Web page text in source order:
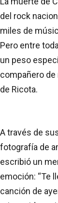
del rock
miles de
Pero entre
un peso
compañero de
de Ricota.
A través de
fotografía de
escribió un
emoción: “Te
canción de